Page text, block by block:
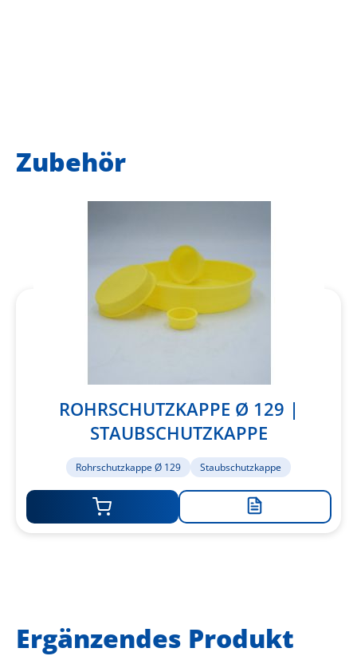
Zubehör
ROHRSCHUTZKAPPE Ø 129 |
STAUBSCHUTZKAPPE
Rohrschutzkappe Ø 129 Staubschutzkappe
Zur
Ergänzendes Produkt